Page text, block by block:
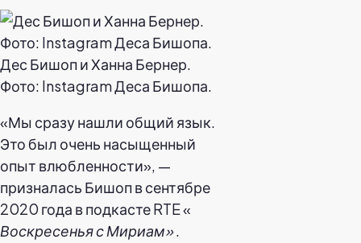
Дес Бишоп и Ханна Бернер.
Фото: Instagram Деса Бишопа.
«Мы сразу нашли общий язык.
Это был очень насыщенный
опыт влюбленности», —
призналась Бишоп в сентябре
2020 года в подкасте RTE «
Воскресенья с Мириам».